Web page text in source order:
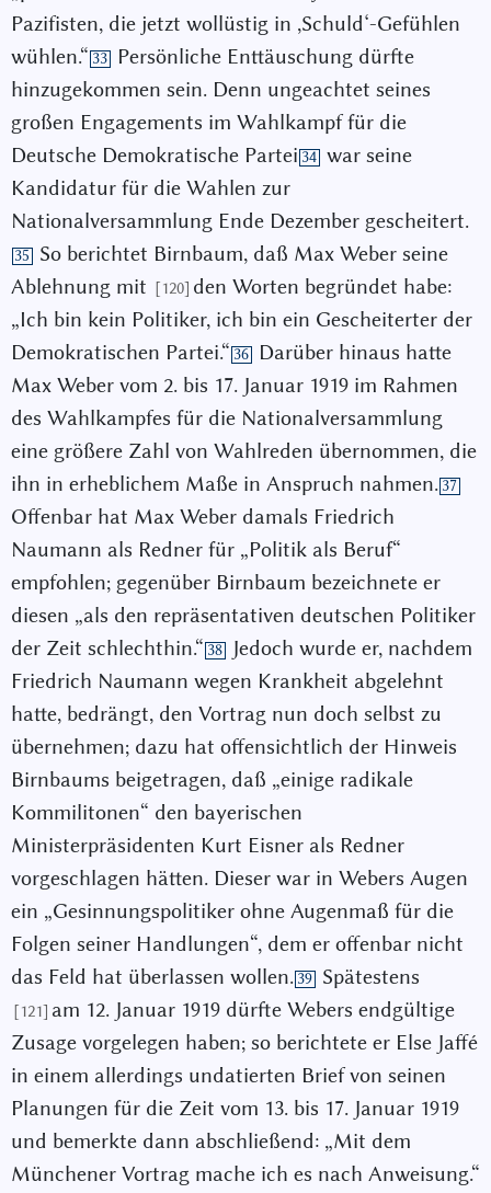
Pazifisten, die jetzt wollüstig in ,Schuld‘-Gefühlen
wühlen.“ 33
Persönliche Enttäuschung dürfte
hinzugekommen sein. Denn ungeachtet seines
großen Engagements im Wahlkampf für die
Deutsche Demokratische Partei 34 war seine
Kandidatur für die Wahlen zur
Nationalversammlung Ende Dezember gescheitert.
35
So berichtet Birnbaum, daß Max Weber seine
Ablehnung mit [120] den Worten begründet habe:
„Ich bin kein Politiker, ich bin ein Gescheiterter der
Demokratischen Partei.“ 36
Darüber hinaus hatte
Max Weber vom 2. bis 17. Januar 1919 im Rahmen
des Wahlkampfes für die Nationalversammlung
eine größere Zahl von Wahlreden übernommen, die
ihn in erheblichem Maße in Anspruch nahmen. 37
Offenbar hat Max Weber damals Friedrich
Naumann als Redner für „Politik als Beruf“
empfohlen; gegenüber Birnbaum bezeichnete er
diesen „als den repräsentativen deutschen Politiker
der Zeit schlechthin.“ 38
Jedoch wurde er, nachdem
Friedrich Naumann wegen Krankheit abgelehnt
hatte, bedrängt, den Vortrag nun doch selbst zu
übernehmen; dazu hat offensichtlich der Hinweis
Birnbaums beigetragen, daß „einige radikale
Kommilitonen“ den bayerischen
Ministerpräsidenten Kurt Eisner als Redner
vorgeschlagen hätten. Dieser war in Webers Augen
ein „Gesinnungspolitiker ohne Augenmaß für die
Folgen seiner Handlungen“, dem er offenbar nicht
das Feld hat überlassen wollen. 39 Spätestens
[121] am 12. Januar 1919 dürfte Webers endgültige
Zusage vorgelegen haben; so berichtete er Else Jaffé
in einem allerdings undatierten Brief von seinen
Planungen für die Zeit vom 13. bis 17. Januar 1919
und bemerkte dann abschließend: „Mit dem
Münchener Vortrag mache ich es nach Anweisung.“